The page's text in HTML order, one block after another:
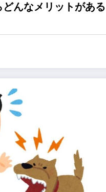
んなメリットがある